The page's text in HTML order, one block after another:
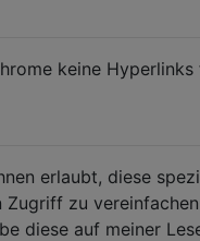
keine Hyperlinks
erlaubt, diese
Zugriff zu
diese auf meiner